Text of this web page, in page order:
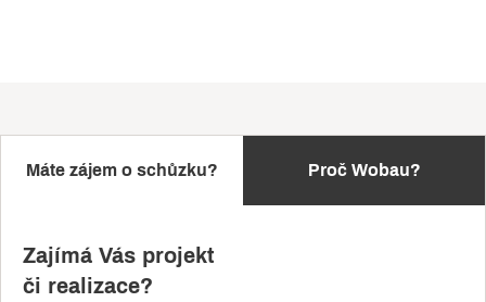
Máte zájem o schůzku? Proč Wobau?
Zajímá Vás projekt
či realizace?